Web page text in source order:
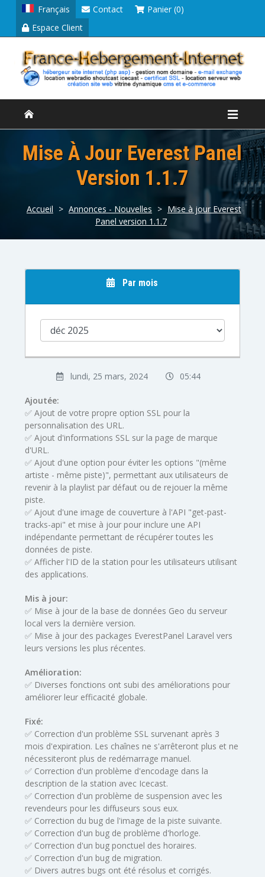
Français Contact
Panier (0)
Espace Client
Mise À Jour Everest Panel
Version 1.1.7
Accueil > Annonces - Nouvelles > Mise à jour Everest
Panel version 1.1.7
Par mois
lundi, 25 mars, 2024 05:44
Ajoutée:
✅ Ajout de votre propre option SSL pour la
personnalisation des URL.
✅ Ajout d'informations SSL sur la page de marque
d'URL.
✅ Ajout d'une option pour éviter les options "(même
artiste - même piste)", permettant aux utilisateurs de
revenir à la playlist par défaut ou de rejouer la même
piste.
✅ Ajout d'une image de couverture à l'API "get-past-
tracks-api" et mise à jour pour inclure une API
indépendante permettant de récupérer toutes les
données de piste.
✅ Afficher l'ID de la station pour les utilisateurs utilisant
des applications.
Mis à jour:
✅ Mise à jour de la base de données Geo du serveur
local vers la dernière version.
✅ Mise à jour des packages EverestPanel Laravel vers
leurs versions les plus récentes.
Amélioration:
✅ Diverses fonctions ont subi des améliorations pour
améliorer leur efficacité globale.
Fixé:
✅ Correction d'un problème SSL survenant après 3
mois d'expiration. Les chaînes ne s'arrêteront plus et ne
nécessiteront plus de redémarrage manuel.
✅ Correction d'un problème d'encodage dans la
description de la station avec Icecast.
✅ Correction d'un problème de suspension avec les
revendeurs pour les diffuseurs sous eux.
✅ Correction du bug de l'image de la piste suivante.
✅ Correction d'un bug de problème d'horloge.
✅ Correction d'un bug ponctuel des horaires.
✅ Correction d'un bug de migration.
✅ Divers autres bugs ont été résolus et corrigés.